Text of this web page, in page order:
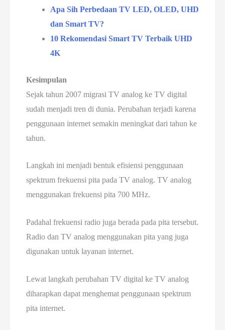
Apa Sih Perbedaan TV LED, OLED, UHD
dan Smart TV?
10 Rekomendasi Smart TV Terbaik UHD
4K
Kesimpulan
Sejak tahun 2007 migrasi TV analog ke TV digital
sudah menjadi tren di dunia. Perubahan terjadi karena
penggunaan internet semakin meningkat dari tahun ke
tahun.
Langkah ini menjadi bentuk efisiensi penggunaan
spektrum frekuensi pita pada TV analog. TV analog
menggunakan frekuensi pita 700 MHz.
Padahal frekuensi radio juga berada pada pita tersebut.
Radio dan TV analog menggunakan pita yang juga
digunakan untuk layanan internet.
Lewat langkah perubahan TV digital ke TV analog
diharapkan dapat menghemat penggunaan spektrum
pita internet.